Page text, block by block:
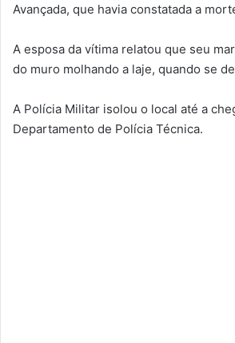
Avançada, que havia constatada a
A esposa da vítima relatou que seu
do muro molhando a laje, quando se
A Polícia Militar isolou o local até a
Departamento de Polícia Técnica.